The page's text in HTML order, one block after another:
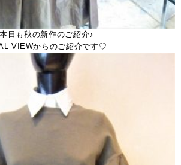
本日も秋の新作のご紹介♪
VIEWからのご紹介です♡